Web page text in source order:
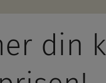
din